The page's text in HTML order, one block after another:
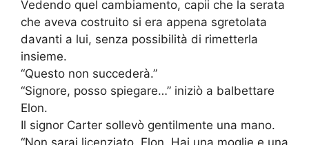
Vedendo quel cambiamento, capii che la serata
che aveva costruito si era appena sgretolata
davanti a lui, senza possibilità di rimetterla
insieme.
“Questo non succederà.”
“Signore, posso spiegare…” iniziò a balbettare
Elon.
Il signor Carter sollevò gentilmente una mano.